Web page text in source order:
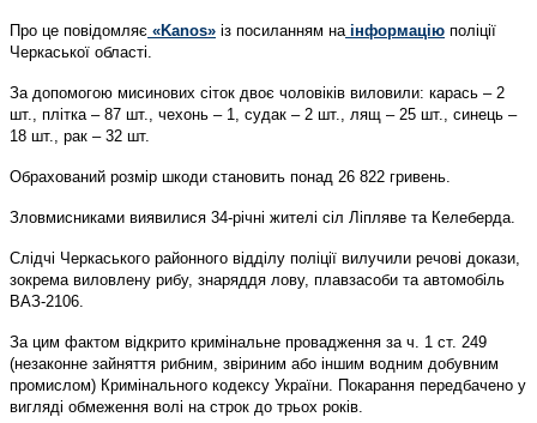
Про це повідомляє «Kanos» із посиланням на інформацію поліції
Черкаської області.
За допомогою мисинових сіток двоє чоловіків виловили: карась – 2
шт., плітка – 87 шт., чехонь – 1, судак – 2 шт., лящ – 25 шт., синець –
18 шт., рак – 32 шт.
Обрахований розмір шкоди становить понад 26 822 гривень.
Зловмисниками виявилися 34-річні жителі сіл Ліпляве та Келеберда.
Слідчі Черкаського районного відділу поліції вилучили речові докази,
зокрема виловлену рибу, знаряддя лову, плавзасоби та автомобіль
ВАЗ-2106.
За цим фактом відкрито кримінальне провадження за ч. 1 ст. 249
(незаконне зайняття рибним, звіриним або іншим водним добувним
промислом) Кримінального кодексу України. Покарання передбачено у
вигляді обмеження волі на строк до трьох років.